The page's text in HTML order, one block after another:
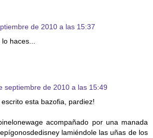
de 2010 a las 15:37
lo haces...
septiembre de 2010 a las 15:49
esta bazofia, pardiez!
acompañado por una manada
lamiéndole las uñas de los